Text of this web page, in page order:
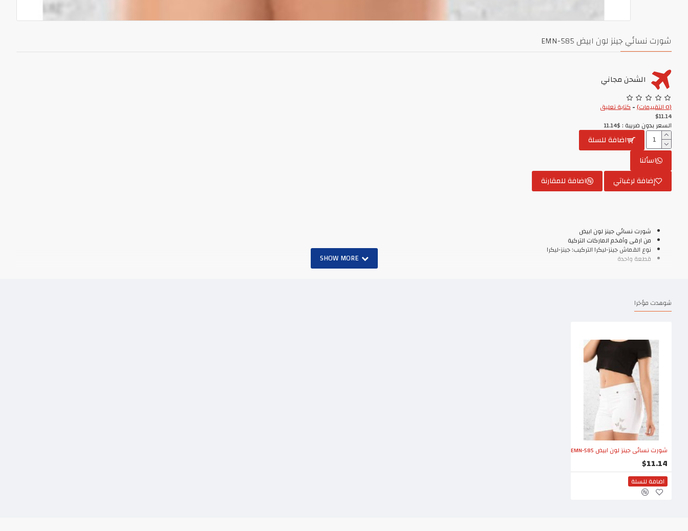
شورت نسائي جينز لون ابيض EMN-585
الشحن مجاني
(0 التقييمات) -كتابة تعليق
$11.14
السعر بدون ضريبة : $11.14
اضافة للسلة
اسألنا
إضافة لرغباتي
اضافة للمقارنة
شورت نسائي جينز لون ابيض
من ارقى وأفخم الماركات التركية
نوع القماش جينز-ليكرا التركيب: جينز-ليكرا
قطعة واحدة
شوهدت مؤخرا
شورت نسائي جينز لون ابيض EMN-585
$11.14
اضافة للسلة